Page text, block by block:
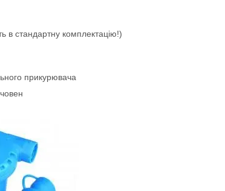
в стандартну комплектацію!)
прикурювача